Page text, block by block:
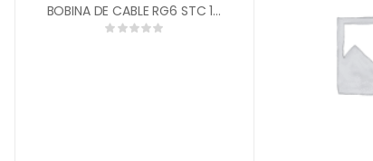
BOBINA DE CABLE RG6 STC 100MTS STC-RG6-100